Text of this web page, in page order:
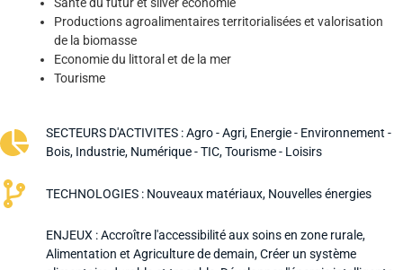
Santé du futur et silver économie
Productions agroalimentaires territorialisées et valorisation
de la biomasse
Economie du littoral et de la mer
Tourisme
SECTEURS D'ACTIVITES :Agro - Agri, Energie - Environnement -
Bois, Industrie, Numérique - TIC,Tourisme - Loisirs
TECHNOLOGIES : Nouveaux matériaux, Nouvelles énergies
ENJEUX :Accroître l'accessibilité aux soins en zone rurale,
Alimentation et Agriculture de demain,Créer un système